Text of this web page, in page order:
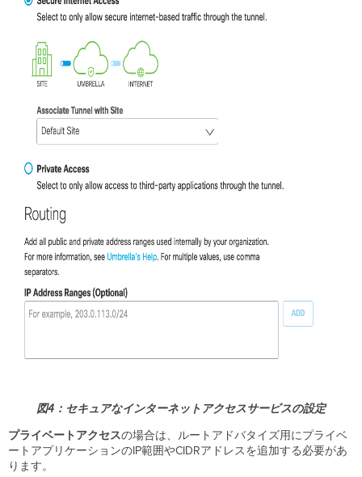
図4：セキュアなインターネットアクセスサービスの設定
プライベートアクセスの場合は、ルートアドバタイズ用にプライベ
ートアプリケーションのIP範囲やCIDRアドレスを追加する必要があ
ります。